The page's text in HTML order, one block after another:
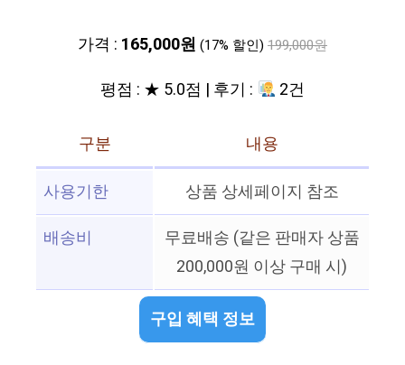
가격 : 165,000원 (17% 할인) 199,000원
평점 : ★ 5.0점 | 후기 : 2건
구분
내용
사용기한
상품 상세페이지 참조
배송비
무료배송 (같은 판매자 상품
200,000원 이상 구매 시)
구입 혜택 정보